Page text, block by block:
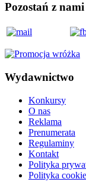
Pozostań z
Wydawnictwo
Konkursy
O nas
Reklama
Prenumerata
Regulaminy
Kontakt
Polityka
Polityka